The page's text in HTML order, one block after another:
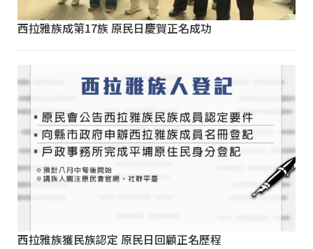
西拉雅族成第17族 原民日慶賀正名成功
西拉雅族獲民族認定 原民日回顧正名歷程